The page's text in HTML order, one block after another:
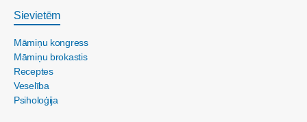
Sievietēm
Māmiņu kongress
Māmiņu brokastis
Receptes
Veselība
Psiholoģija